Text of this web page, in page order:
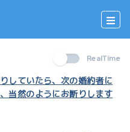
RealTime
していたら、次の婚約者に
当然のようにお断りします